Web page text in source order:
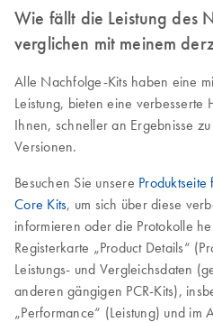
Wie fällt die Leistung des
verglichen mit meinem
Alle Nachfolge-Kits haben eine
Leistung, bieten eine
Ihnen, schneller an Ergebnisse
Versionen.
Besuchen Sie unsere
Core Kits, um sich über diese
informieren oder die Protokolle
Registerkarte „Product Details“
Leistungs- und Vergleichsdaten
anderen gängigen PCR-Kits),
„Performance“ (Leistung) und im